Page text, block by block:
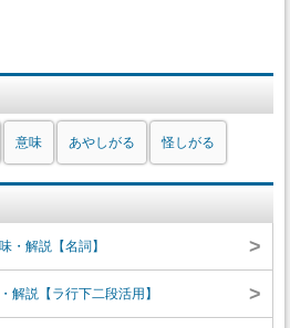
意味 あやしがる 怪しがる
・解説【名詞】 >
解説【ラ行下二段活用】 >